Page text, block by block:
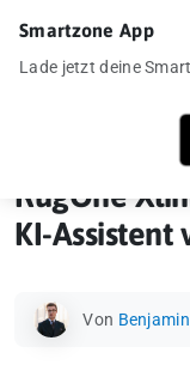
RugOne
KI-Assistent
Von
Smartzone App
Lade jetzt deine